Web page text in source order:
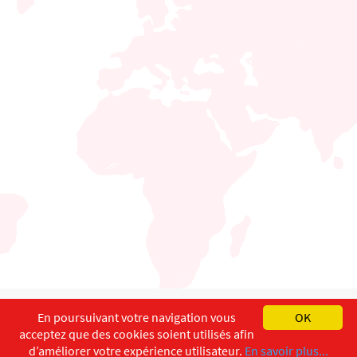
English Français
Copyright ©ISEC-AdW Aspects légaux
OK
En poursuivant votre navigation vous
acceptez que des cookies soient utilisés afin
d’améliorer votre expérience utilisateur. En savoir plus...